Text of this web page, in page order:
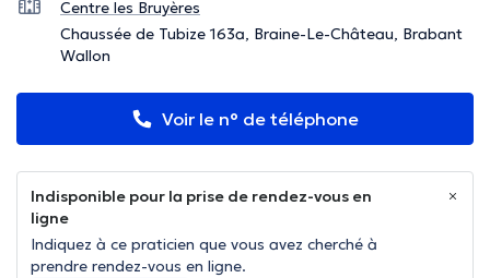
Centre les Bruyères
Chaussée de Tubize 163a, Braine-Le-Château, Brabant
Wallon
Voir le n° de téléphone
Indisponible pour la prise de rendez-vous en
ligne
Indiquez à ce praticien que vous avez cherché à
prendre rendez-vous en ligne.